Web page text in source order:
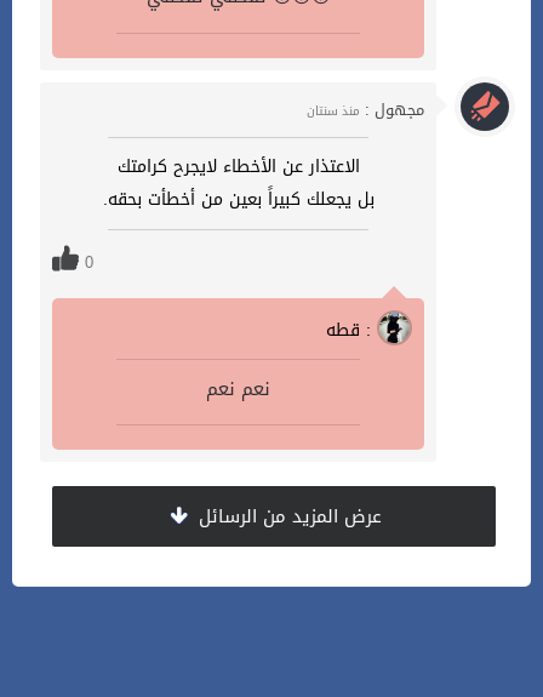
مجهول : منذ سنتان
الاعتذار عن الأخطاء لايجرح كرامتك
بل يجعلك كبيراً بعين من أخطأت بحقه.
0
قطه :
نعم نعم
عرض المزيد من الرسائل